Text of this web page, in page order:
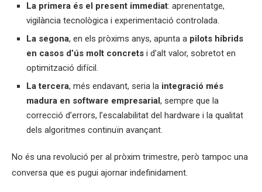
La primera és el present immediat: aprenentatge,
vigilància tecnològica i experimentació controlada.
La segona, en els pròxims anys, apunta a pilots híbrids
en casos d’ús molt concrets i d’alt valor, sobretot en
optimització difícil.
La tercera, més endavant, seria la integració més
madura en software empresarial, sempre que la
correcció d’errors, l’escalabilitat del hardware i la qualitat
dels algoritmes continuïn avançant.
No és una revolució per al pròxim trimestre, però tampoc una
conversa que es pugui ajornar indefinidament.